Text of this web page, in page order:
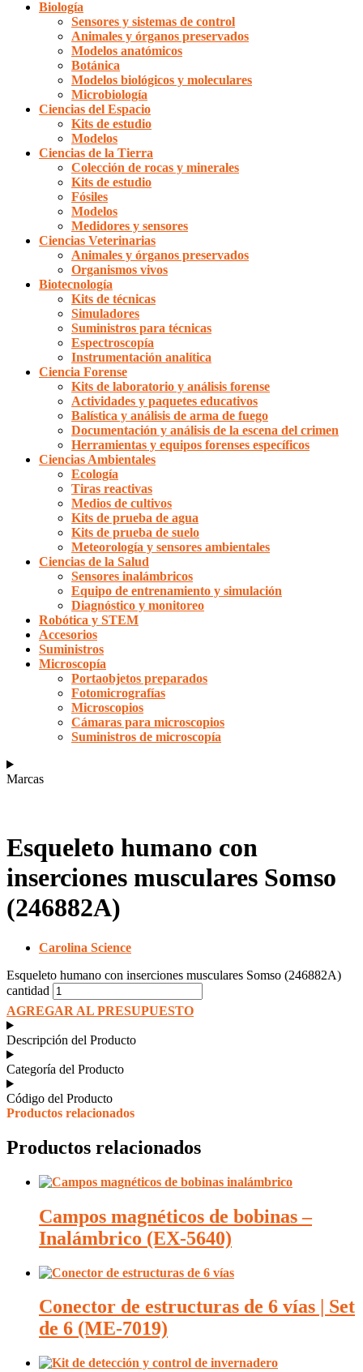
Biología
Sensores y sistemas de control
Animales y órganos preservados
Modelos anatómicos
Botánica
Modelos biológicos y moleculares
Microbiología
Ciencias del Espacio
Kits de estudio
Modelos
Ciencias de la Tierra
Colección de rocas y minerales
Kits de estudio
Fósiles
Modelos
Medidores y sensores
Ciencias Veterinarias
Animales y órganos preservados
Organismos vivos
Biotecnología
Kits de técnicas
Simuladores
Suministros para técnicas
Espectroscopía
Instrumentación analítica
Ciencia Forense
Kits de laboratorio y análisis forense
Actividades y paquetes educativos
Balística y análisis de arma de fuego
Documentación y análisis de la escena del crimen
Herramientas y equipos forenses específicos
Ciencias Ambientales
Ecología
Tiras reactivas
Medios de cultivos
Kits de prueba de agua
Kits de prueba de suelo
Meteorología y sensores ambientales
Ciencias de la Salud
Sensores inalámbricos
Equipo de entrenamiento y simulación
Diagnóstico y monitoreo
Robótica y STEM
Accesorios
Suministros
Microscopía
Portaobjetos preparados
Fotomicrografías
Microscopios
Cámaras para microscopios
Suministros de microscopía
Marcas
Esqueleto humano con
inserciones musculares Somso
(246882A)
Carolina Science
Esqueleto humano con inserciones musculares Somso (246882A)
cantidad
AGREGAR AL PRESUPUESTO
Descripción del Producto
Categoría del Producto
Código del Producto
Productos relacionados
Productos relacionados
Campos magnéticos de bobinas –
Inalámbrico (EX-5640)
Conector de estructuras de 6 vías | Set
de 6 (ME-7019)